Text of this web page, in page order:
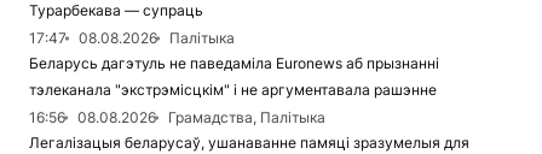
Турарбекава — супраць
17:47
08.08.2026
Палітыка
Беларусь дагэтуль не паведаміла Euronews аб прызнанні
тэлеканала "экстрэмісцкім" і не аргументавала рашэнне
16:56
08.08.2026
Грамадства, Палітыка
Легалізацыя беларусаў, ушанаванне памяці зразумелыя для